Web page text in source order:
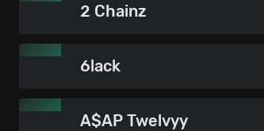
2 Chainz
6lack
A$AP Twelvyy